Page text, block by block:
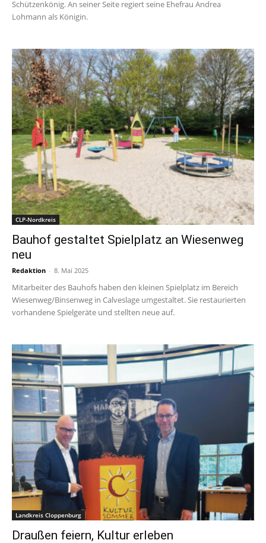
Schützenkönig. An seiner Seite regiert seine Ehefrau Andrea
Lohmann als Königin.
CLP-Nordkreis
Bauhof gestaltet Spielplatz an Wiesenweg
neu
Redaktion - 8. Mai 2025
Mitarbeiter des Bauhofs haben den kleinen Spielplatz im Bereich
Wiesenweg/Binsenweg in Calveslage umgestaltet. Sie restaurierten
vorhandene Spielgeräte und stellten neue auf.
Landkreis Cloppenburg
Draußen feiern, Kultur erleben